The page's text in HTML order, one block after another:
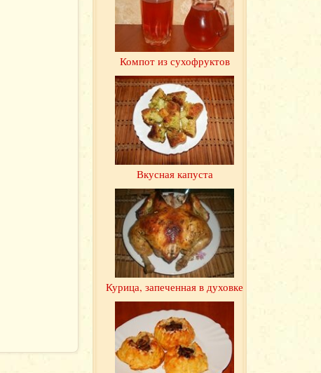
Компот из сухофруктов
Вкусная капуста
Курица, запеченная в духовке